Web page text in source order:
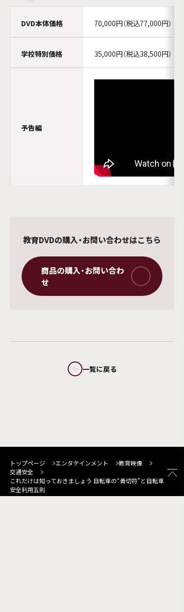
DVD本体価格 70,000円（税込77,000円）
学校特別価格 35,000円（税込38,500円）
予告編
教育DVDの購入・お問い合わせはこちら
トップページ エンタテインメント
教育映像
交通安全
これだけは知っておきましょう 自転車の“青切符”と自転車
安全利用五則